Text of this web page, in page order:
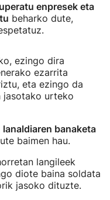
enpresek eta
beharko dute,
ezingo dira
ezarrita
eta ezingo da
jasotako urteko
lanaldiaren banaketa
baimen hau.
langileek
diote baina soldata
jasoko dituzte.